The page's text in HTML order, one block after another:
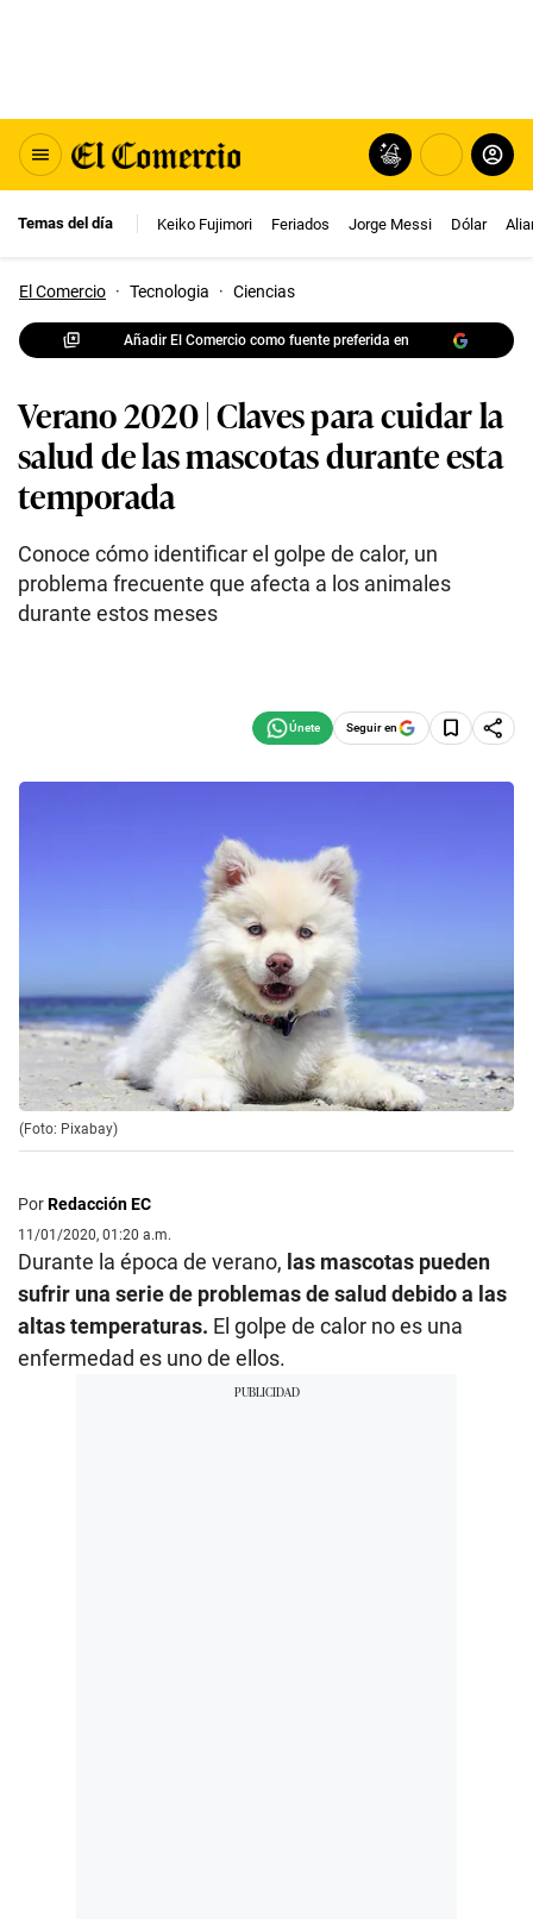
Temas del día Keiko Fujimori Feriados Jorge Messi Dólar
El Comercio · Tecnologia · Ciencias
Añadir El Comercio como fuente preferida en
Verano 2020 | Claves para cuidar la
salud de las mascotas durante esta
temporada
Conoce cómo identificar el golpe de calor, un
problema frecuente que afecta a los animales
durante estos meses
Seguir en
(Foto: Pixabay)
PorRedacción EC
11/01/2020, 01:20 a.m.
Durante la época de verano, las mascotas pueden
sufrir una serie de problemas de salud debido a las
altas temperaturas. El golpe de calor no es una
enfermedad es uno de ellos.